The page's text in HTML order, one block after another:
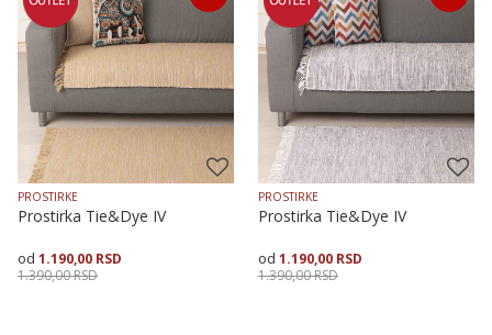
70X120 70X160 70X200 70X120 70X160 70X200
PROSTIRKE
Prostirka Tie&Dye IV
1.190,00 RSD
1.390,00RSD
PROSTIRKE
Prostirka Tie&Dye IV
1.190,00 RSD
1.390,00RSD